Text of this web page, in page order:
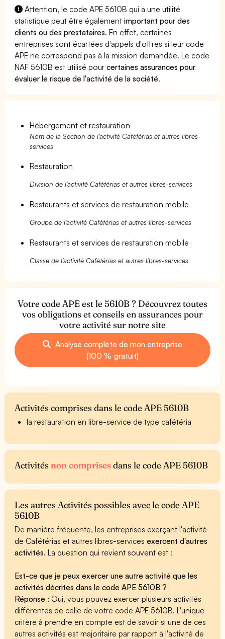
Attention, le code APE 5610B qui a une utilité
statistique peut être égalementimportant pour des
clients ou des prestataires. En effet, certaines
entreprises sont écartées d'appels d'offres si leur code
APE ne correspond pas à la mission demandée. Le code
NAF 5610B est utilisé pourcertaines assurances pour
évaluer le risque de l'activité de la société.
Hébergement et restauration
Nom de la Section de l'activité Cafétérias et autres libres-
services
Restauration
Division de l'activité Cafétérias et autres libres-services
Restaurants et services de restauration mobile
Groupe de l'activité Cafétérias et autres libres-services
Restaurants et services de restauration mobile
Classe de l'activité Cafétérias et autres libres-services
Votre code APE est le 5610B ? Découvrez toutes
vos obligations et conseils en assurances pour
votre activité sur notre site
Analyse complète de mon entreprise
(100 % gratuit)
Activités comprises dans le code APE 5610B
la restauration en libre-service de type cafétéria
Activitésnon comprisesdans le code APE 5610B
Les autres Activités possibles avec le code APE
5610B
De manière fréquente, les entreprises exerçant l'activité
de Cafétérias et autres libres-servicesexercent d'autres
activités. La question qui revient souvent est :
Est-ce que je peux exercer une autre activité que les
activités décrites dans le code APE 5610B ?
Réponse :Oui, vous pouvez exercer plusieurs activités
différentes de celle de votre code APE 5610B. L'unique
critère à prendre en compte est de savoir si une de ces
autres activités est majoritaire par rapport à l'activité de